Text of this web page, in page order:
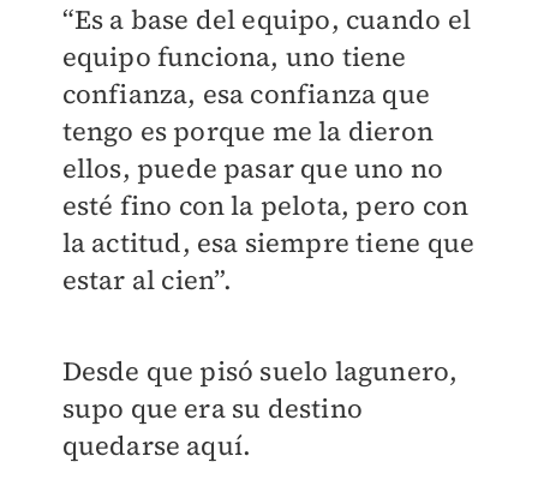
“Es a base del equipo, cuando el
equipo funciona, uno tiene
confianza, esa confianza que
tengo es porque me la dieron
ellos, puede pasar que uno no
esté fino con la pelota, pero con
la actitud, esa siempre tiene que
estar al cien”.
Desde que pisó suelo lagunero,
supo que era su destino
quedarse aquí.